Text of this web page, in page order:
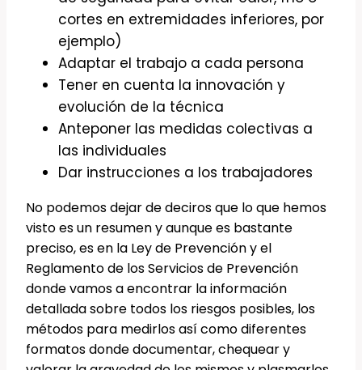
cortes en extremidades inferiores, por
ejemplo)
Adaptar el trabajo a cada persona
Tener en cuenta la innovación y
evolución de la técnica
Anteponer las medidas colectivas a
las individuales
Dar instrucciones a los trabajadores
No podemos dejar de deciros que lo que hemos
visto es un resumen y aunque es bastante
preciso, es en la Ley de Prevención y el
Reglamento de los Servicios de Prevención
donde vamos a encontrar la información
detallada sobre todos los riesgos posibles, los
métodos para medirlos así como diferentes
formatos donde documentar, chequear y